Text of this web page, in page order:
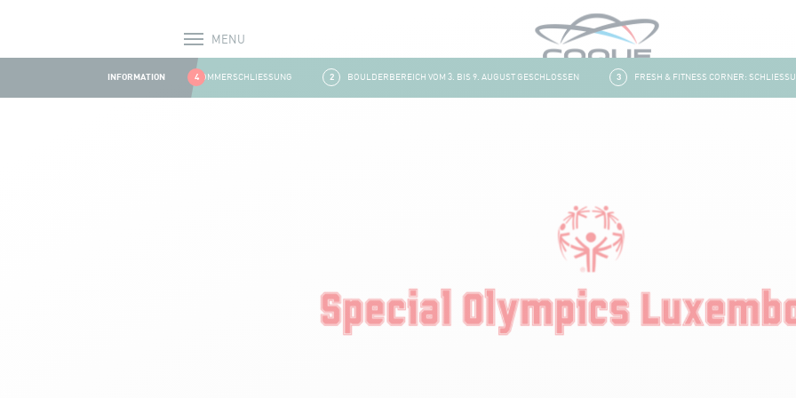
MENU
INFORMATION 4
SOMMERSCHLIESSUNG 2 BOULDERBEREICH VOM 3. BIS 9. AUGUST GESCHLOSSEN 3 FRESH & FITNESS CORNER: